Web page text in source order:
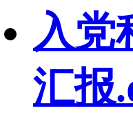
入党
汇报